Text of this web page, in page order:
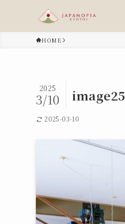
HOME
image25
2025
3/10
2025-03-10